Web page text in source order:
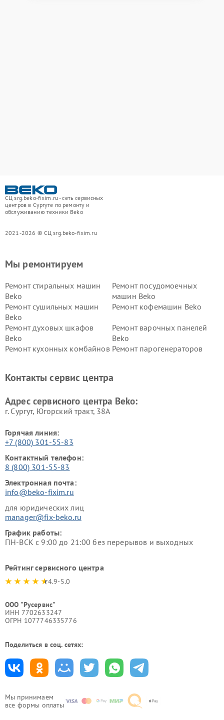
СЦ srg.beko-fixim.ru - сеть сервисных
центров в Сургуте по ремонту и
обслуживанию техники Beko
2021-2026 © СЦ srg.beko-fixim.ru
Мы принимаем
все формы оплаты
Мы ремонтируем
Ремонт стиральных машин
Beko
Ремонт посудомоечных
машин Beko
Ремонт сушильных машин
Beko
Ремонт кофемашин Beko
Ремонт духовых шкафов
Beko
Ремонт варочных панелей
Beko
Ремонт кухонных комбайнов Ремонт парогенераторов
Ремонт холодильников Beko Ремонт морозильных камер
Контакты сервис центра
Адрес сервисного центра Beko:
г. Сургут, Югорский тракт, 38А
Горячая линия:
+7 (800) 301-55-83
Контактный телефон:
8 (800) 301-55-83
Электронная почта:
info@beko-fixim.ru
для юридических лиц
manager@fix-beko.ru
График работы:
ПН-ВСК с 9:00 до 21:00 без перерывов и выходных
Рейтинг сервисного центра
4.9-5.0
ООО "Русервис"
ИНН 7702633247
ОГРН 1077746335776
Поделиться в соц. сетях: